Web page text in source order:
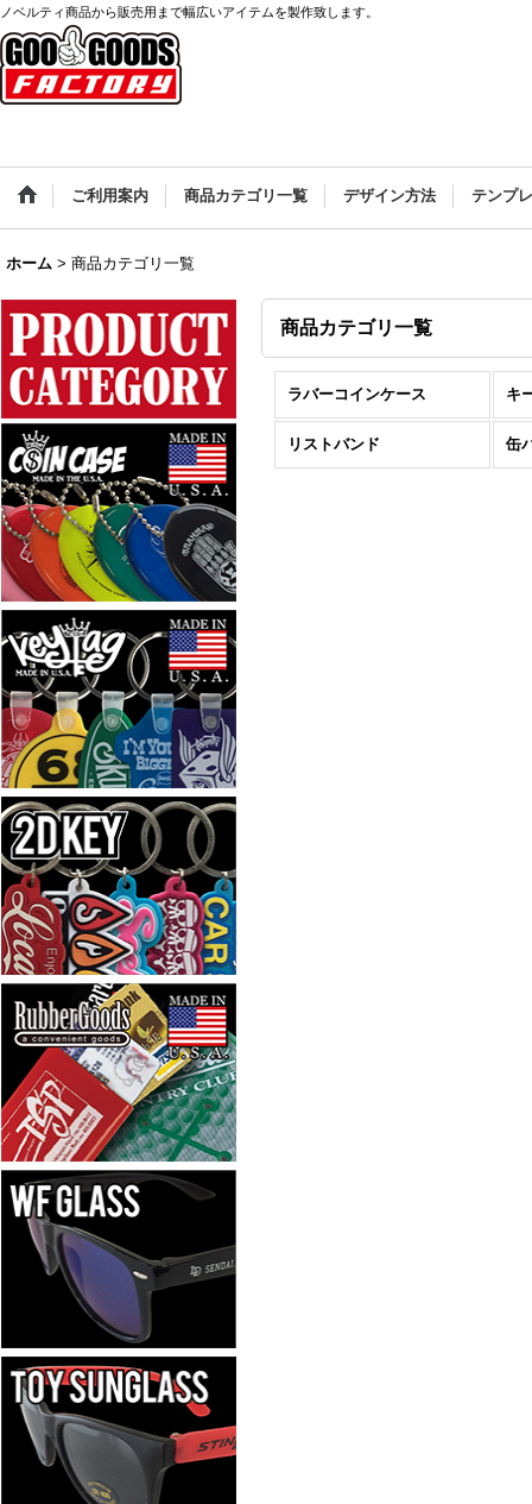
ノベルティ商品から販売用まで幅広いアイテムを製作致します。
ご利用案内 商品カテゴリ一覧 デザイン方法 テンプ
ホーム > 商品カテゴリ一覧
商品カテゴリ一覧
ラバーコインケース キ
リストバンド 缶